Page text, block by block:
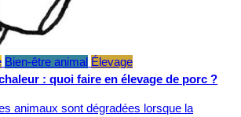
Bien-être animal Élevage
: quoi faire en élevage de porc ?
animaux sont dégradées lorsque la